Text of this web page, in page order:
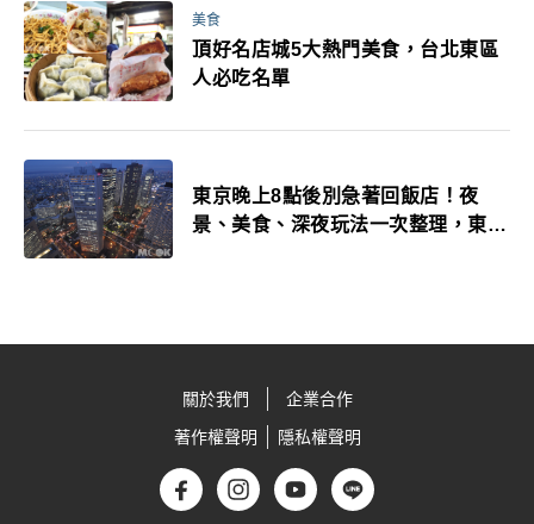
美食
頂好名店城5大熱門美食，台北東區
人必吃名單
東京晚上8點後別急著回飯店！夜
景、美食、深夜玩法一次整理，東京
關於我們
企業合作
著作權聲明
隱私權聲明